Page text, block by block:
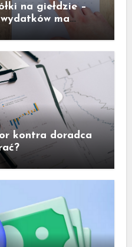
na giełdzie –
ma
inwestora
kontra doradca